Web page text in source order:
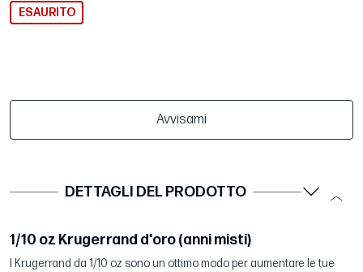
ESAURITO
Avvisami
DETTAGLI DEL PRODOTTO
1/10 oz Krugerrand d'oro (anni misti)
I Krugerrand da 1/10 oz sono un ottimo modo per aumentare le tue